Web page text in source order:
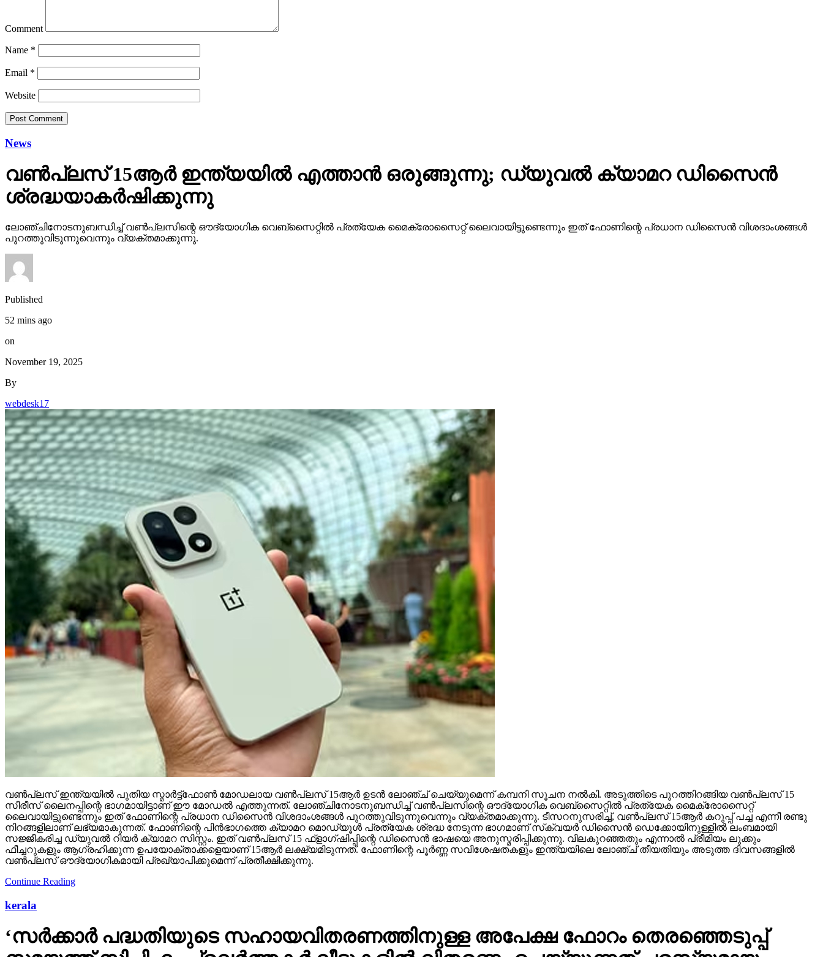
Comment
Name *
Email *
Website
News
വണ്‍പ്ലസ് 15ആര്‍ ഇന്ത്യയില്‍ എത്താന്‍ ഒരുങ്ങുന്നു; ഡ്യുവല്‍ ക്യാമറ ഡിസൈന്‍
ശ്രദ്ധയാകര്‍ഷിക്കുന്നു
ലോഞ്ചിനോടനുബന്ധിച്ച് വണ്‍പ്ലസിന്റെ ഔദ്യോഗിക വെബ്‌സൈറ്റില്‍ പ്രത്യേക മൈക്രോസൈറ്റ് ലൈവായിട്ടുണ്ടെന്നും ഇത് ഫോണിന്റെ പ്രധാന ഡിസൈന്‍ വിശദാംശങ്ങള്‍
പുറത്തുവിടുന്നുവെന്നും വ്യക്തമാക്കുന്നു.
Published
52 mins ago
on
November 19, 2025
By
webdesk17
വണ്‍പ്ലസ് ഇന്ത്യയില്‍ പുതിയ സ്മാര്‍ട്ട്‌ഫോണ്‍ മോഡലായ വണ്‍പ്ലസ് 15ആര്‍ ഉടന്‍ ലോഞ്ച് ചെയ്യുമെന്ന് കമ്പനി സൂചന നല്‍കി. അടുത്തിടെ പുറത്തിറങ്ങിയ വണ്‍പ്ലസ് 15
സീരീസ് ലൈനപ്പിന്റെ ഭാഗമായിട്ടാണ് ഈ മോഡല്‍ എത്തുന്നത്. ലോഞ്ചിനോടനുബന്ധിച്ച് വണ്‍പ്ലസിന്റെ ഔദ്യോഗിക വെബ്‌സൈറ്റില്‍ പ്രത്യേക മൈക്രോസൈറ്റ്
ലൈവായിട്ടുണ്ടെന്നും ഇത് ഫോണിന്റെ പ്രധാന ഡിസൈന്‍ വിശദാംശങ്ങള്‍ പുറത്തുവിടുന്നുവെന്നും വ്യക്തമാക്കുന്നു. ടീസറനുസരിച്ച്, വണ്‍പ്ലസ് 15ആര്‍ കറുപ്പ് പച്ച എന്നീ രണ്ടു
നിറങ്ങളിലാണ് ലഭ്യമാകുന്നത്. ഫോണിന്റെ പിന്‍ഭാഗത്തെ ക്യാമറ മൊഡ്യൂള്‍ പ്രത്യേക ശ്രദ്ധ നേടുന്ന ഭാഗമാണ് സ്‌ക്വയര്‍ ഡിസൈന്‍ ഡെക്കോയിനുള്ളില്‍ ലംബമായി
സജ്ജീകരിച്ച ഡ്യുവല്‍ റിയര്‍ ക്യാമറ സിസ്റ്റം. ഇത് വണ്‍പ്ലസ് 15 ഫ്‌ളാഗ്ഷിപ്പിന്റെ ഡിസൈന്‍ ഭാഷയെ അനുസ്മരിപ്പിക്കുന്നു. വിലകുറഞ്ഞതും എന്നാല്‍ പ്രീമിയം ലുക്കും
ഫീച്ചറുകളും ആഗ്രഹിക്കുന്ന ഉപയോക്താക്കളെയാണ് 15ആര്‍ ലക്ഷ്യമിടുന്നത്. ഫോണിന്റെ പൂര്‍ണ്ണ സവിശേഷതകളും ഇന്ത്യയിലെ ലോഞ്ച് തീയതിയും അടുത്ത ദിവസങ്ങളില്‍
വണ്‍പ്ലസ് ഔദ്യോഗികമായി പ്രഖ്യാപിക്കുമെന്ന് പ്രതീക്ഷിക്കുന്നു.
Continue Reading
kerala
‘സര്‍ക്കാര്‍ പദ്ധതിയുടെ സഹായവിതരണത്തിനുള്ള അപേക്ഷ ഫോറം തെരഞ്ഞെടുപ്പ്